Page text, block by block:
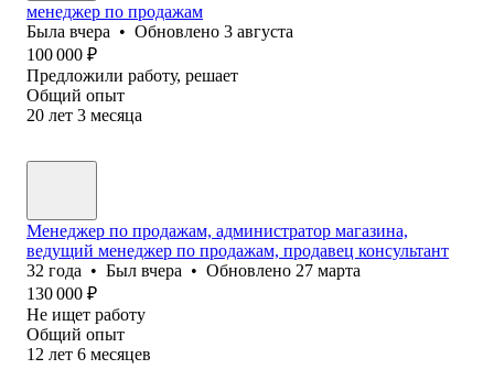
менеджер по продажам
Была вчера • Обновлено 3 августа
100 000 ₽
Предложили работу, решает
Общий опыт
20 лет 3 месяца
Менеджер по продажам, администратор магазина,
ведущий менеджер по продажам, продавец консультант
32 года • Был вчера • Обновлено 27 марта
130 000 ₽
Не ищет работу
Общий опыт
12 лет 6 месяцев